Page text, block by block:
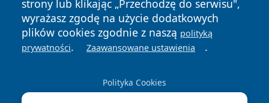
strony lub klikając „Przechodzę do serwisu",
wyrażasz zgodę na użycie dodatkowych
plików cookies zgodnie z naszą polityką
prywatności. Zaawansowane ustawienia .
Polityka Cookies
News Autorzy
Polityka
Prywatności
Polityka
Cookies